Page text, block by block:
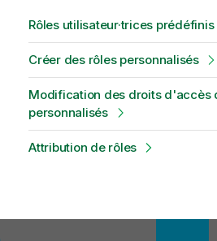
Rôles utilisateur·trices prédéfinis
Créer des rôles personnalisés
Modification des droits d'accès
personnalisés
Attribution de rôles